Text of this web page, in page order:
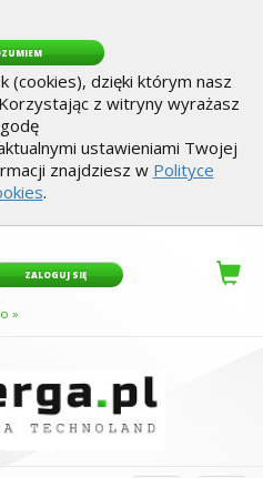
(cookies), dzięki którym nasz
z witryny wyrażasz
ustawieniami Twojej
znajdziesz w Polityce
.
»